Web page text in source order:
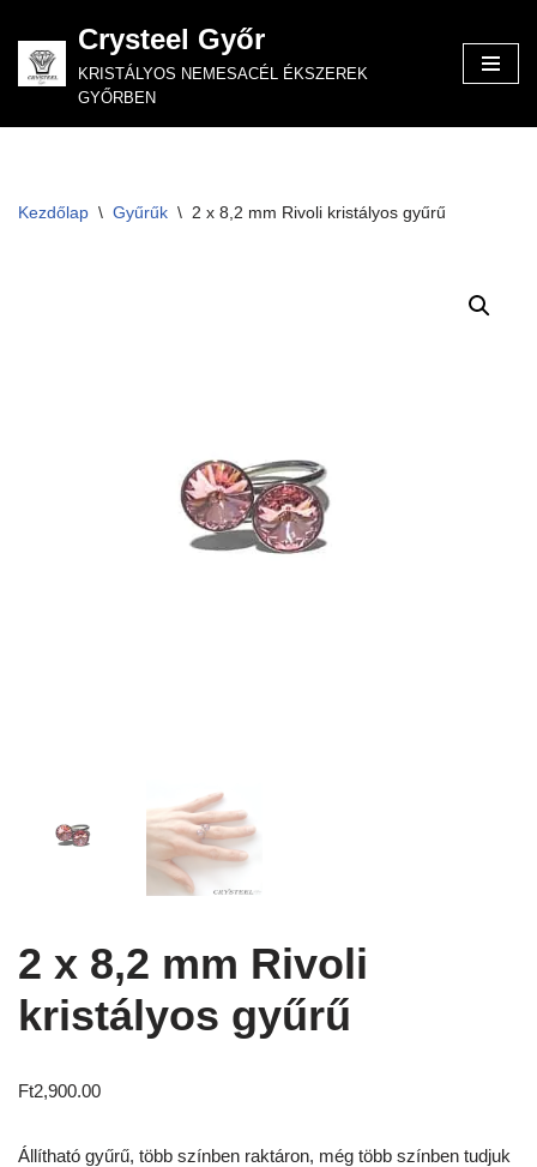
Skip
to
Crysteel Győr
KRISTÁLYOS NEMESACÉL ÉKSZEREK
GYŐRBEN
Kezdőlap \ Gyűrűk \ 2 x 8,2 mm Rivoli kristályos gyűrű
2 x 8,2 mm Rivoli
kristályos gyűrű
Ft2,900.00
Állítható gyűrű, több színben raktáron, még több színben tudjuk